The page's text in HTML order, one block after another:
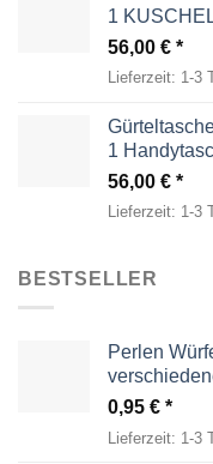
1
56,00 €
Lieferzeit: 1-3
1
56,00 €
Lieferzeit: 1-3
BESTSELLER
Perlen
0,95 €
Lieferzeit: 1-3